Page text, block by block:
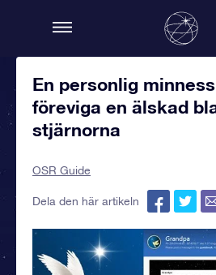
En personlig
föreviga en älskad
stjärnorna
OSR Guide
Dela den här artikeln